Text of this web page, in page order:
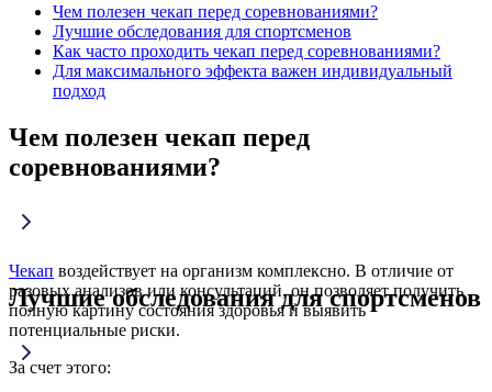
Чем полезен чекап перед соревнованиями?
Лучшие обследования для спортсменов
Как часто проходить чекап перед соревнованиями?
Для максимального эффекта важен индивидуальный
подход
Чем полезен чекап перед
соревнованиями?
Чекап воздействует на организм комплексно. В отличие от
разовых анализов или консультаций, он позволяет получить
полную картину состояния здоровья и выявить
потенциальные риски.
За счет этого:
Лучшие обследования для спортсменов